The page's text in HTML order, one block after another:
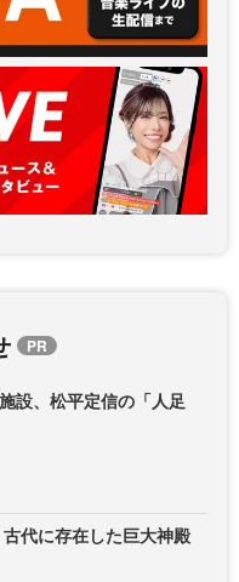
設、松平定信の「人足
代に存在した巨大神殿